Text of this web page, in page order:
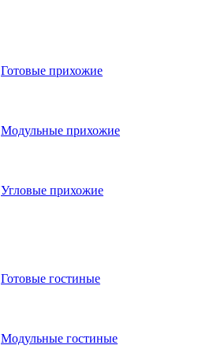
Готовые прихожие
Модульные прихожие
Угловые прихожие
Готовые гостиные
Модульные гостиные